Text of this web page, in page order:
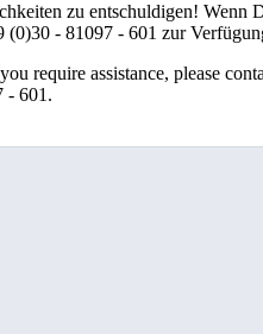
zu entschuldigen! Wenn
(0)30 - 81097 - 601 zur
require assistance, please
- 601.